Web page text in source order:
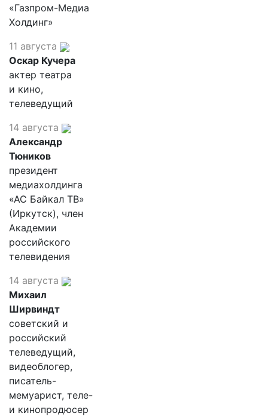
«Газпром-Медиа
Холдинг»
11 августа
Оскар Кучера
актер театра
и кино,
телеведущий
14 августа
Александр
Тюников
президент
медиахолдинга
«АС Байкал ТВ»
(Иркутск), член
Академии
российского
телевидения
14 августа
Михаил
Ширвиндт
советский и
российский
телеведущий,
видеоблогер,
писатель-
мемуарист, теле-
и кинопродюсер